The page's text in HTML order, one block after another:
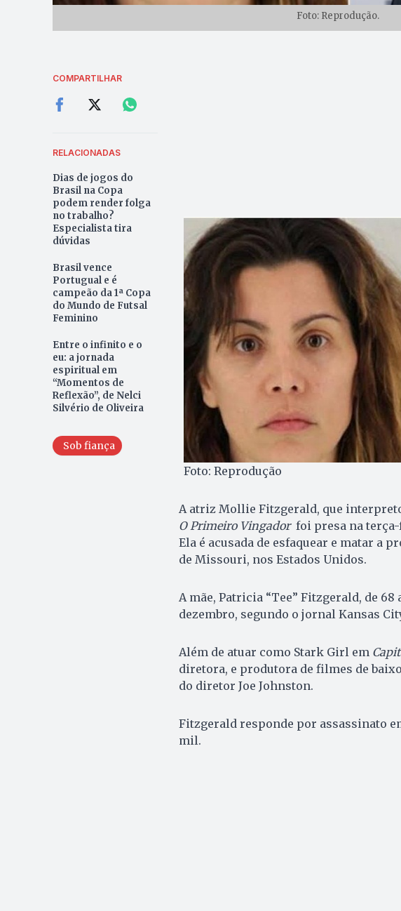
Foto: Reprodução.
COMPARTILHAR
RELACIONADAS
Dias de jogos do
Brasil na Copa
podem render folga
no trabalho?
Especialista tira
dúvidas
Brasil vence
Portugual e é
campeão da 1ª Copa
do Mundo de Futsal
Feminino
Entre o infinito e o
eu: a jornada
espiritual em
“Momentos de
Reflexão”, de Nelci
Silvério de Oliveira
Sob fiança
Foto: Reprodução
A atriz Mollie Fitzgerald, que
O Primeiro Vingadorfoi presa na terça-
Ela é acusada de esfaquear e matar a
de Missouri, nos Estados Unidos.
A mãe, Patricia “Tee” Fitzgerald, de
dezembro, segundo o jornal Kansas
Além de atuar como Stark Girl em
diretora, e produtora de filmes de
do diretor Joe Johnston.
Fitzgerald responde por assassinato
mil.